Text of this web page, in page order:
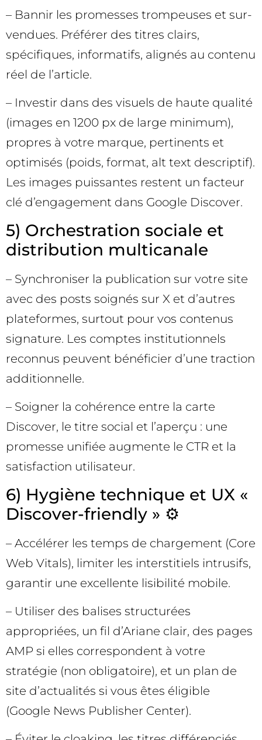
– Bannir les promesses trompeuses et sur-
vendues. Préférer des titres clairs,
spécifiques, informatifs, alignés au contenu
réel de l’article.
– Investir dans des visuels de haute qualité
(images en 1200 px de large minimum),
propres à votre marque, pertinents et
optimisés (poids, format, alt text descriptif).
Les images puissantes restent un facteur
clé d’engagement dans Google Discover.
5) Orchestration sociale et
distribution multicanale
– Synchroniser la publication sur votre site
avec des posts soignés sur X et d’autres
plateformes, surtout pour vos contenus
signature. Les comptes institutionnels
reconnus peuvent bénéficier d’une traction
additionnelle.
– Soigner la cohérence entre la carte
Discover, le titre social et l’aperçu : une
promesse unifiée augmente le CTR et la
satisfaction utilisateur.
6) Hygiène technique et UX «
Discover-friendly » ⚙️
– Accélérer les temps de chargement (Core
Web Vitals), limiter les interstitiels intrusifs,
garantir une excellente lisibilité mobile.
– Utiliser des balises structurées
appropriées, un fil d’Ariane clair, des pages
AMP si elles correspondent à votre
stratégie (non obligatoire), et un plan de
site d’actualités si vous êtes éligible
(Google News Publisher Center).